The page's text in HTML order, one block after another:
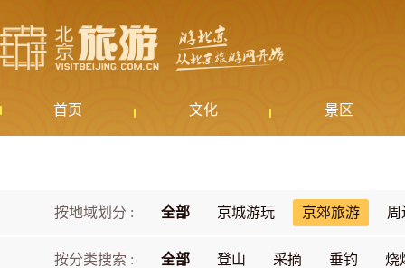
首页 文化 景区
按地域划分 : 全部 京城游玩 京郊旅游 周
按分类搜索 : 全部 登山 采摘 垂钓 烧